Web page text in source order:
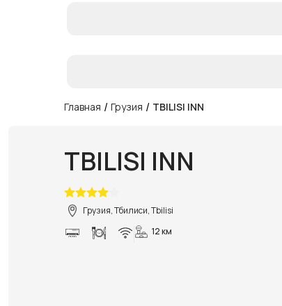
Главная / Грузия / TBILISI INN
TBILISI INN
Грузия, Тбилиси, Tbilisi
12 км